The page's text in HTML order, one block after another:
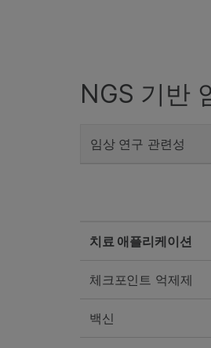
NGS 기반
임상 연구 관련성
치료 애플리케이션
체크포인트 억제제
백신